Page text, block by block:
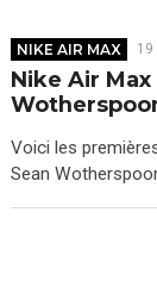
NIKE AIR MAX 19
Nike Air
Voici les
Sean